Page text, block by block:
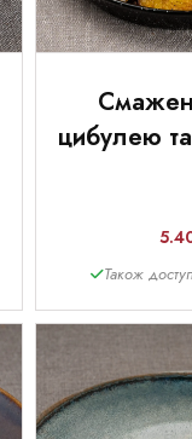
цибулею
Також